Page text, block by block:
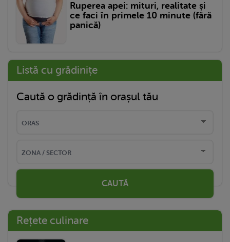
Ruperea apei: mituri, realitate și
ce faci în primele 10 minute (fără
panică)
Listă cu grădinițe
Caută o grădință în orașul tău
CAUTĂ
Rețete culinare